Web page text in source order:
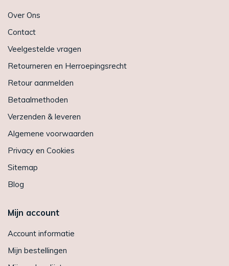
Over Ons
Contact
Veelgestelde vragen
Retourneren en Herroepingsrecht
Retour aanmelden
Betaalmethoden
Verzenden & leveren
Algemene voorwaarden
Privacy en Cookies
Sitemap
Blog
Mijn account
Account informatie
Mijn bestellingen